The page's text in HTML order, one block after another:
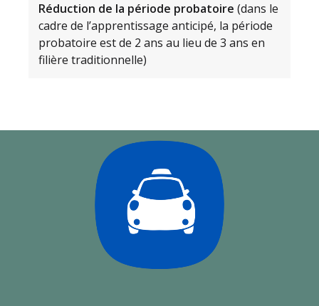
Réduction de la période probatoire (dans le
cadre de l’apprentissage anticipé, la période
probatoire est de 2 ans au lieu de 3 ans en
filière traditionnelle)